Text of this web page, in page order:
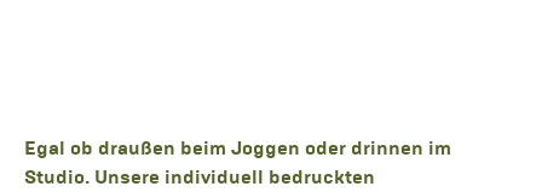
Egal ob draußen beim Joggen oder drinnen im
Studio. Unsere individuell bedruckten